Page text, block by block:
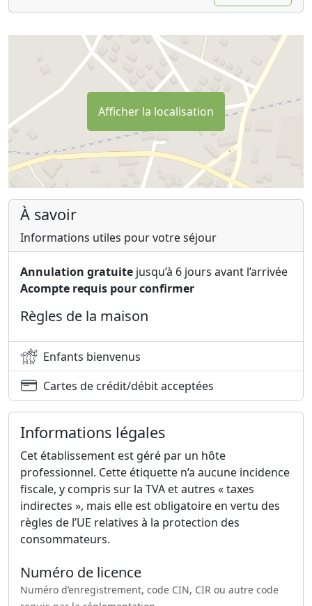
Afficher la localisation
À savoir
Informations utiles pour votre séjour
Annulation gratuite jusqu’à 6 jours avant l’arrivée
Acompte requis pour confirmer
Règles de la maison
Enfants bienvenus
Cartes de crédit/débit acceptées
Informations légales
Cet établissement est géré par un hôte
professionnel. Cette étiquette n’a aucune incidence
fiscale, y compris sur la TVA et autres « taxes
indirectes », mais elle est obligatoire en vertu des
règles de l’UE relatives à la protection des
consommateurs.
Numéro de licence
Numéro d’enregistrement, code CIN, CIR ou autre code